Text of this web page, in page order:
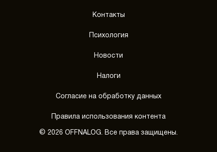
Контакты
Психология
Новости
Налоги
Согласие на обработку данных
Правила использования контента
© 2026 OFFNALOG. Все права защищены.